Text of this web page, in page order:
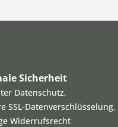
Sicherheit
Datenschutz,
SSL-Datenverschlüsselung,
Widerrufsrecht